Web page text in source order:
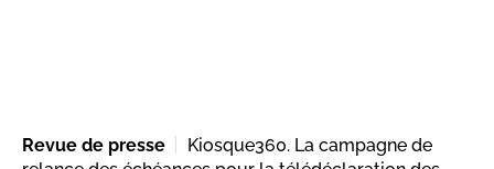
Revue de presse
Kiosque360. La campagne de